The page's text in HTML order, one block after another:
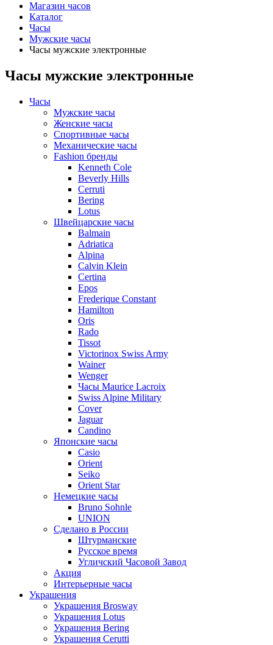
Магазин часов
Каталог
Часы
Мужские часы
Часы мужские электронные
Часы мужские электронные
Часы
Мужские часы
Женские часы
Спортивные часы
Механические часы
Fashion бренды
Kenneth Cole
Beverly Hills
Cerruti
Bering
Lotus
Швейцарские часы
Balmain
Adriatica
Alpina
Calvin Klein
Certina
Epos
Frederique Constant
Hamilton
Oris
Rado
Tissot
Victorinox Swiss Army
Wainer
Wenger
Часы Maurice Lacroix
Swiss Alpine Military
Cover
Jaguar
Candino
Японские часы
Casio
Orient
Seiko
Orient Star
Немецкие часы
Bruno Sohnle
UNION
Сделано в России
Штурманские
Русское время
Угличский Часовой Завод
Акция
Интерьерные часы
Украшения
Украшения Brosway
Украшения Lotus
Украшения Bering
Украшения Cerutti